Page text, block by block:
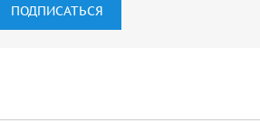
ПОДПИСАТЬСЯ